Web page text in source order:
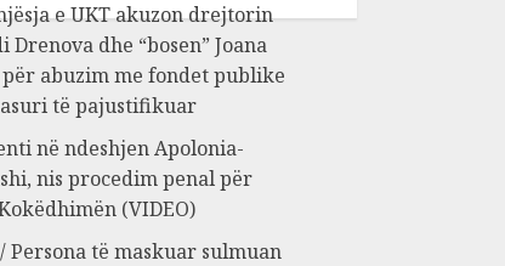
e UKT akuzon drejtorin
Drenova dhe “bosen” Joana
abuzim me fondet publike
të pajustifikuar
në ndeshjen Apolonia-
nis procedim penal për
(VIDEO)
Persona të maskuar sulmuan